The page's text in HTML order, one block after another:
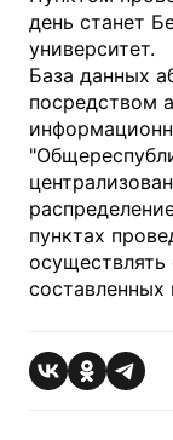
день станет
университет.
База данных
посредством
пунктах
осуществлять
составленных